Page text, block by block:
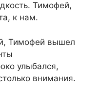
Тимофей,
к нам.
Тимофей вышел
улыбался,
внимания.